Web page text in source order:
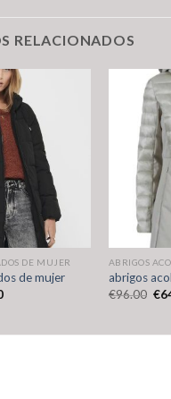
RELACIONADOS
DE MUJER
de mujer
ABRIGOS
abrigos
€96.00 €